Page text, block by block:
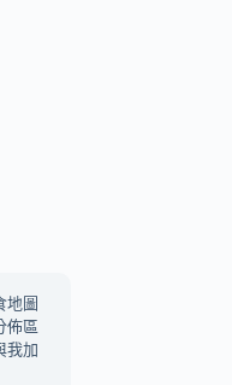
地圖
佈區
我加